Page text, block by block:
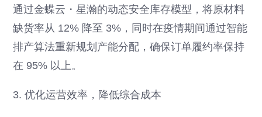
通过金蝶云・星瀚的动态安全库存模型，将原材料
缺货率从 12% 降至 3%，同时在疫情期间通过智能
排产算法重新规划产能分配，确保订单履约率保持
在 95% 以上。
3. 优化运营效率，降低综合成本